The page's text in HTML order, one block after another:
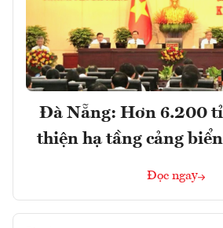
Đà Nẵng: Hơn 6.200
thiện hạ tầng cảng
Đọc ngay